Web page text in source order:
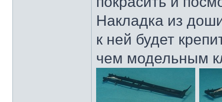
Накладка из
к ней будет
чем модельным